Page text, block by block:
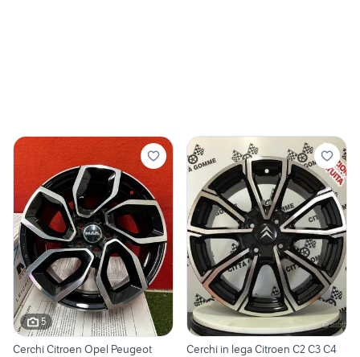
5
Cerchi Citroen Opel Peugeot
Cerchi in lega Citroen C2 C3 C4